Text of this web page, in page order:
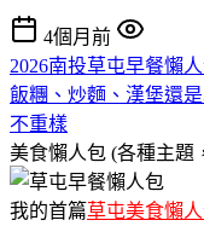
4個月前
2026南投草屯早餐懶
飯糰、炒麵、漢堡還
不重樣
美食懶人包 (各種主題
我的首篇草屯美食懶